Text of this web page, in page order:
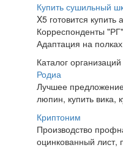
Купить сушильный
X5 готовится купить
Корреспонденты
Адаптация на
Каталог
Родиа
Лучшее предложение
люпин, купить вика,
Криптоним
Производство
оцинкованный лист,